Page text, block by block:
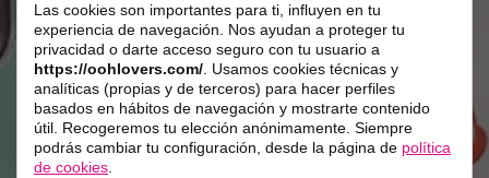
Las cookies son importantes para ti, influyen en tu
experiencia de navegación. Nos ayudan a proteger tu
privacidad o darte acceso seguro con tu usuario a
https://oohlovers.com/. Usamos cookies técnicas y
analíticas (propias y de terceros) para hacer perfiles
basados en hábitos de navegación y mostrarte contenido
útil. Recogeremos tu elección anónimamente. Siempre
podrás cambiar tu configuración, desde la página de política
de cookies.